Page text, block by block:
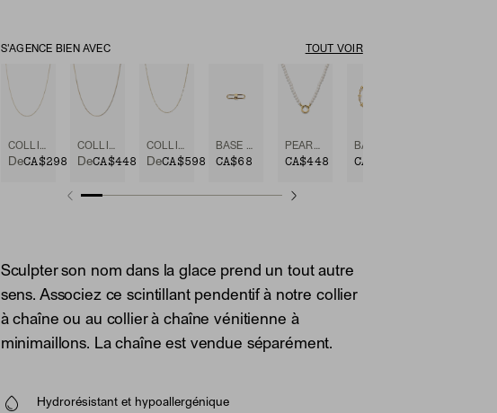
S'AGENCE BIEN AVEC TOUT VOIR
DeCA$298 DeCA$448 DeCA$598 CA$68 CA$448 CA$628
Sculpter son nom dans la glace prend un tout autre
sens. Associez ce scintillant pendentif à notre collier
à chaîne ou au collier à chaîne vénitienne à
minimaillons. La chaîne est vendue séparément.
Hydrorésistant et hypoallergénique